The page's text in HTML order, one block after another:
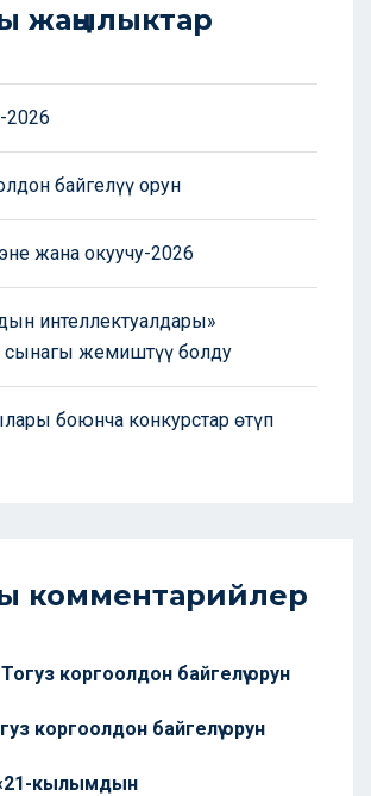
жаңылыктар
2026
байгелүү орун
жана окуучу-2026
интеллектуалдары»
сынагы жемиштүү болду
боюнча конкурстар өтүп
комментарийлер
Тогуз коргоолдон байгелүү орун
коргоолдон байгелүү орун
кылымдын